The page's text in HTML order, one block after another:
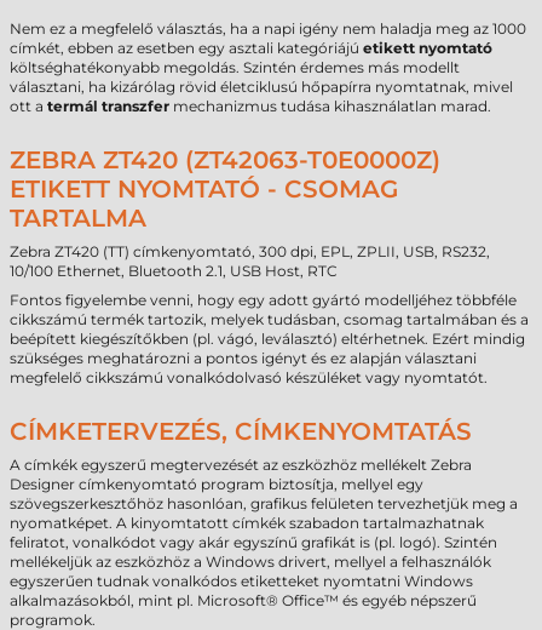
Nem ez a megfelelő választás, ha a napi igény nem haladja meg az 1000
címkét, ebben az esetben egy asztali kategóriájú etikett nyomtató
költséghatékonyabb megoldás. Szintén érdemes más modellt
választani, ha kizárólag rövid életciklusú hőpapírra nyomtatnak, mivel
ott a termál transzfer mechanizmus tudása kihasználatlan marad.
ZEBRA ZT420 (ZT42063-T0E0000Z)
ETIKETT NYOMTATÓ - CSOMAG
TARTALMA
Zebra ZT420 (TT) címkenyomtató, 300 dpi, EPL, ZPLII, USB, RS232,
10/100 Ethernet, Bluetooth 2.1, USB Host, RTC
Fontos figyelembe venni, hogy egy adott gyártó modelljéhez többféle
cikkszámú termék tartozik, melyek tudásban, csomag tartalmában és a
beépített kiegészítőkben (pl. vágó, leválasztó) eltérhetnek. Ezért mindig
szükséges meghatározni a pontos igényt és ez alapján választani
megfelelő cikkszámú vonalkódolvasó készüléket vagy nyomtatót.
CÍMKETERVEZÉS, CÍMKENYOMTATÁS
A címkék egyszerű megtervezését az eszközhöz mellékelt Zebra
Designer címkenyomtató program biztosítja, mellyel egy
szövegszerkesztőhöz hasonlóan, grafikus felületen tervezhetjük meg a
nyomatképet. A kinyomtatott címkék szabadon tartalmazhatnak
feliratot, vonalkódot vagy akár egyszínű grafikát is (pl. logó). Szintén
mellékeljük az eszközhöz a Windows drivert, mellyel a felhasználók
egyszerűen tudnak vonalkódos etiketteket nyomtatni Windows
alkalmazásokból, mint pl. Microsoft® Office™ és egyéb népszerű
programok.